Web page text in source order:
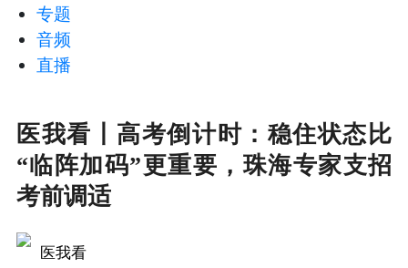
专题
音频
直播
医我看丨高考倒计时：稳住状态比
“临阵加码”更重要，珠海专家支招
考前调适
医我看